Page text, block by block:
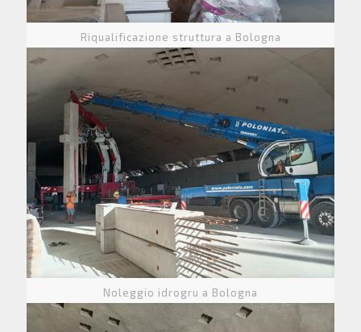
Riqualificazione struttura a Bologna
Noleggio idrogru a Bologna